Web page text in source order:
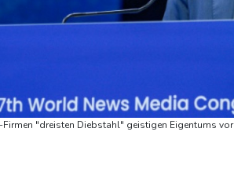
Firmen "dreisten Diebstahl" geistigen Eigentums